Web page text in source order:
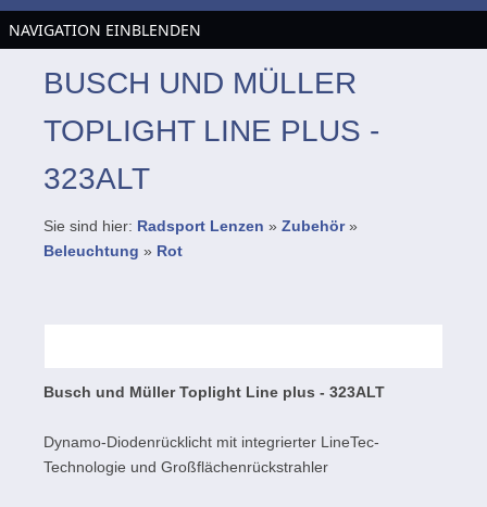
NAVIGATION EINBLENDEN
BUSCH UND MÜLLER
TOPLIGHT LINE PLUS -
323ALT
Sie sind hier: Radsport Lenzen » Zubehör»
Beleuchtung » Rot
Busch und Müller Toplight Line plus - 323ALT
Dynamo-Diodenrücklicht mit integrierter LineTec-
Technologie und Großflächenrückstrahler